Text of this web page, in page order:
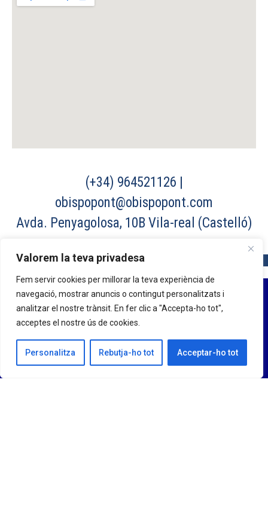
Valorem la teva privadesa
Fem servir cookies per millorar la teva experiència de
navegació, mostrar anuncis o contingut personalitzats i
analitzar el nostre trànsit. En fer clic a "Accepta-ho tot",
acceptes el nostre ús de cookies.
Personalitza Rebutja-ho tot Acceptar-ho tot
(+34) 964521126 |
obispopont@obispopont.com
Avda. Penyagolosa, 10B Vila-real (Castelló)